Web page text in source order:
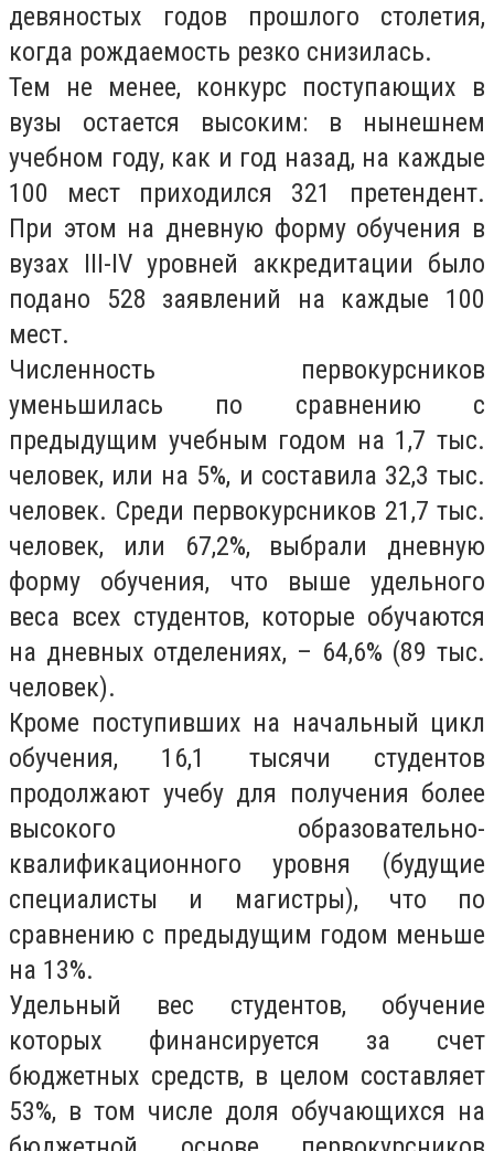
девяностых годов прошлого столетия,
когда рождаемость резко снизилась.
Тем не менее, конкурс поступающих в
вузы остается высоким: в нынешнем
учебном году, как и год назад, на каждые
100 мест приходился 321 претендент.
При этом на дневную форму обучения в
вузах III-IV уровней аккредитации было
подано 528 заявлений на каждые 100
мест.
Численность первокурсников
уменьшилась по сравнению с
предыдущим учебным годом на 1,7 тыс.
человек, или на 5%, и составила 32,3 тыс.
человек. Среди первокурсников 21,7 тыс.
человек, или 67,2%, выбрали дневную
форму обучения, что выше удельного
веса всех студентов, которые обучаются
на дневных отделениях, – 64,6% (89 тыс.
человек).
Кроме поступивших на начальный цикл
обучения, 16,1 тысячи студентов
продолжают учебу для получения более
высокого образовательно-
квалификационного уровня (будущие
специалисты и магистры), что по
сравнению с предыдущим годом меньше
на 13%.
Удельный вес студентов, обучение
которых финансируется за счет
бюджетных средств, в целом составляет
53%, в том числе доля обучающихся на